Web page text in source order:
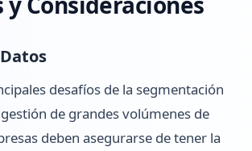
desafíos de la segmentación
de grandes volúmenes de
deben asegurarse de tener la